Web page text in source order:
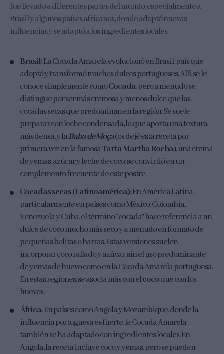
fue llevado a diferentes partes del mundo, especialmente a
Brasil y algunos países africanos, donde adoptó nuevas
influencias y se adaptó a los ingredientes locales.
Brasil: La Cocada Amarela evolucionó en Brasil, país que
adoptó y transformó muchos dulces portugueses. Allí, se le
conoce simplemente comoCocada, pero a menudo se
distingue por ser más cremosa y menos dulce que las
cocadas secas que predominan en la región. Se suele
preparar con leche condensada, lo que aporta una textura
más densa, y laBaba de Moça(os dejé esta receta por
primera vez en la famosaTarta Martha Rocha), una crema
de yemas, azúcar y leche de coco, se convirtió en un
complemento frecuente de este postre.
Cocadas secas (Latinoamérica): En América Latina,
particularmente en países como México, Colombia,
Venezuela y Cuba, el término “cocada” hace referencia a un
dulce de coco mucho más seco y a menudo en formato de
pequeñas bolitas o barras. Estas versiones suelen
incorporar coco rallado y azúcar, sin el uso predominante
de yemas de huevo como en la Cocada Amarela portuguesa.
En estas regiones, se asocia más con elcocoque con los
huevos.
África: En países como Angola y Mozambique, donde la
influencia portuguesa es fuerte, la Cocada Amarela
también se ha adaptado con ingredientes locales. En
Angola, la receta incluye coco y yemas, pero se pueden